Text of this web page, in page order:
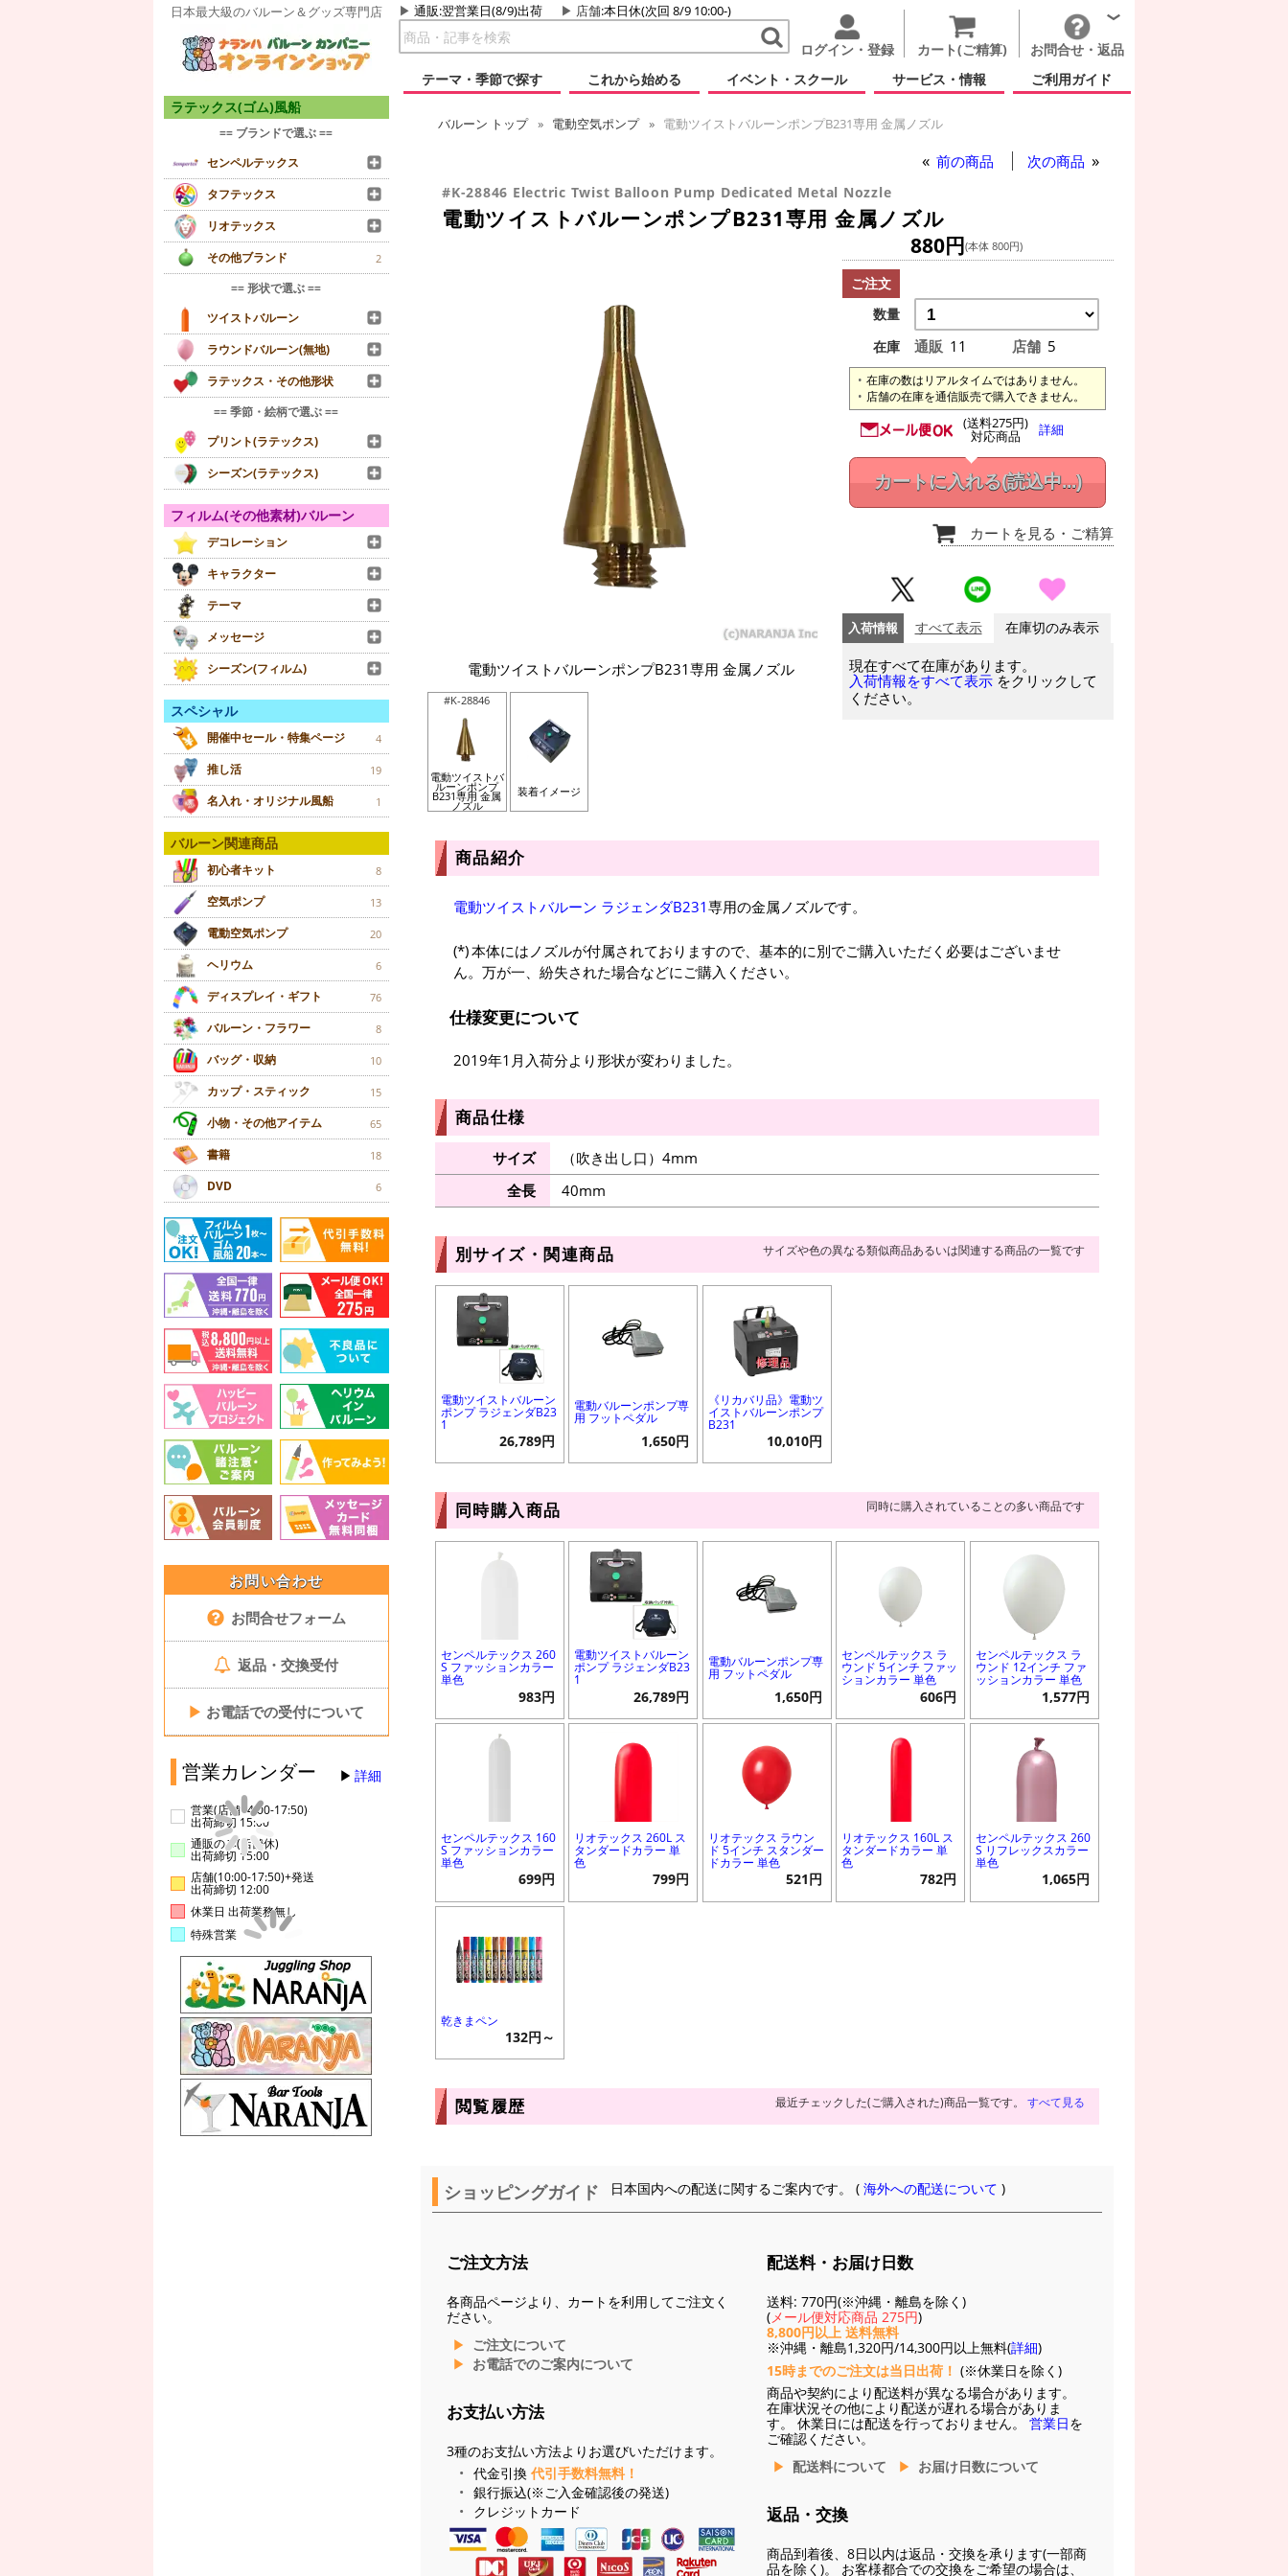
日本最大級のバルーン＆グッズ専門店 通販:翌営業日(8/9)出荷 店舗:本日休(次回 8/9 10:00-)
ログイン・登録 カート(ご精算)
お問合せ・返品
テーマ・季節で探す
これから始める イベント・スクール サービス・情報 ご利用ガイド
ラテックス(ゴム)風船
== ブランドで選ぶ ==
センペルテックス
タフテックス
リオテックス
その他ブランド
2
== 形状で選ぶ ==
ツイストバルーン
ラウンドバルーン(無地)
ラテックス・その他形状
== 季節・絵柄で選ぶ ==
プリント(ラテックス)
シーズン(ラテックス)
フィルム(その他素材)バルーン
デコレーション
キャラクター
テーマ
メッセージ
シーズン(フィルム)
スペシャル
開催中セール・特集ページ 4
推し活 19
名入れ・オリジナル風船 1
バルーン関連商品
初心者キット 8
空気ポンプ 13
電動空気ポンプ 20
ヘリウム 6
ディスプレイ・ギフト 76
バルーン・フラワー 8
バッグ・収納 10
カップ・スティック 15
小物・その他アイテム 65
書籍 18
DVD 6
お問い合わせ
お問合せフォーム
返品・交換受付
▶ お電話での受付について
営業カレンダー 詳細
営業(店舗14:00-17:50)
出荷締切 15:00
通販のみ(店舗休)
出荷締切 15:00
店舗(10:00-17:50)+発送
出荷締切 12:00
休業日 出荷業務無し
特殊営業
バルーン トップ 電動空気ポンプ 電動ツイストバルーンポンプB231専用 金属ノズル
前の商品 次の商品
#K-28846 Electric Twist Balloon Pump Dedicated Metal Nozzle
電動ツイストバルーンポンプB231専用 金属ノズル
電動ツイストバルーンポンプB231専用 金属ノズル
#K-28846
電動ツイストバ
ルーンポンプ
B231専用 金属
ノズル
装着イメージ
880円(本体 800円)
ご注文
数量
在庫
通販 11 店舗 5
在庫の数はリアルタイムではありません。
店舗の在庫を通信販売で購入できません。
(送料275円)
対応商品 詳細
カートに入れる(読込中...)
カートを見る ・ご精算
入荷情報 すべて表示 在庫切のみ表示
現在すべて在庫があります。
入荷情報をすべて表示 をクリックして
ください。
商品紹介
電動ツイストバルーン ラジェンダB231専用の金属ノズルです。
本体にはノズルが付属されておりますので、基本的に別でご購入いただく必要はございませ
ん。万が一、紛失された場合などにご購入ください。
仕様変更について
2019年1月入荷分より形状が変わりました。
商品仕様
サイズ
（吹き出し口）4mm
全長
40mm
別サイズ・関連商品 サイズや色の異なる類似商品あるいは関連する商品の一覧です
電動ツイストバルーン
ポンプ ラジェンダB23
1
26,789円
電動バルーンポンプ専
用 フットペダル
1,650円
《リカバリ品》電動ツ
イストバルーンポンプ
B231
10,010円
同時購入商品 同時に購入されていることの多い商品です
センペルテックス 260
S ファッションカラー
単色
983円
電動ツイストバルーン
ポンプ ラジェンダB23
1
26,789円
電動バルーンポンプ専
用 フットペダル
1,650円
センペルテックス ラ
ウンド 5インチ ファッ
ションカラー 単色
606円
センペルテックス ラ
ウンド 12インチ ファ
ッションカラー 単色
1,577円
センペルテックス 160
S ファッションカラー
単色
699円
リオテックス 260L ス
タンダードカラー 単
色
799円
リオテックス ラウン
ド 5インチ スタンダー
ドカラー 単色
521円
リオテックス 160L ス
タンダードカラー 単
色
782円
センペルテックス 260
S リフレックスカラー
単色
1,065円
乾きまペン
132円～
閲覧履歴 最近チェックした(ご購入された)商品一覧です。 すべて見る
ショッピングガイド 日本国内への配送に関するご案内です。 (海外への配送について )
ご注文方法
各商品ページより、カートを利用してご注文く
ださい。
ご注文について
お電話でのご案内について
お支払い方法
3種のお支払い方法よりお選びいただけます。
代金引換 代引手数料無料！
銀行振込(※ご入金確認後の発送)
クレジットカード
配送料・お届け日数
送料: 770円(※沖縄・離島を除く)
(メール便対応商品 275円)
8,800円以上 送料無料
※沖縄・離島1,320円/14,300円以上無料(詳細)
15時までのご注文は当日出荷！ (※休業日を除く)
商品や契約により配送料が異なる場合があります。
在庫状況その他により配送が遅れる場合がありま
す。 休業日には配送を行っておりません。 営業日を
ご確認ください。
配送料について
お届け日数について
返品・交換
商品到着後、8日以内は返品・交換を承ります(一部商
品を除く)。 お客様都合での交換をご希望の場合は、